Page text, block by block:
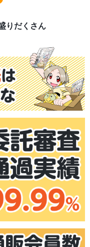
りだくさん